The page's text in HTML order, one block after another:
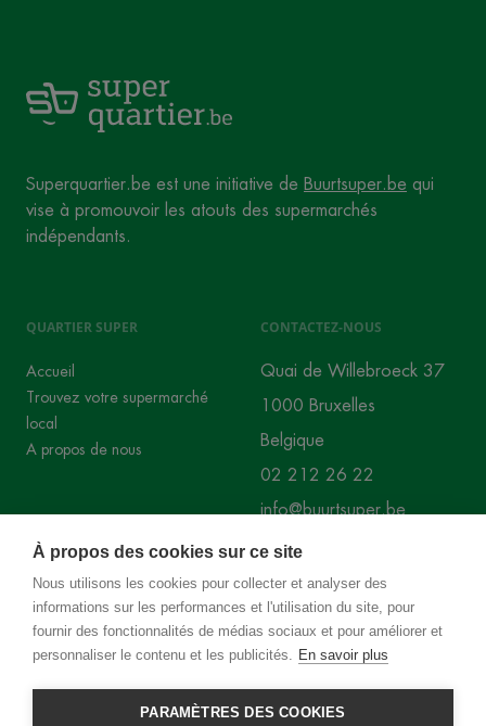
À propos des cookies sur ce site
Nous utilisons les cookies pour collecter et analyser des
informations sur les performances et l'utilisation du site, pour
fournir des fonctionnalités de médias sociaux et pour améliorer et
personnaliser le contenu et les publicités. En savoir plus
PARAMÈTRES DES COOKIES
Superquartier.be est une initiative de Buurtsuper.be qui
vise à promouvoir les atouts des supermarchés
indépendants.
QUARTIER SUPER
Accueil
Trouvez votre supermarché
local
A propos de nous
CONTACTEZ-NOUS
Quai de Willebroeck 37
1000 Bruxelles
Belgique
02 212 26 22
info@buurtsuper.be
RÉSEAUX SOCIAUX
Instagram Facebook